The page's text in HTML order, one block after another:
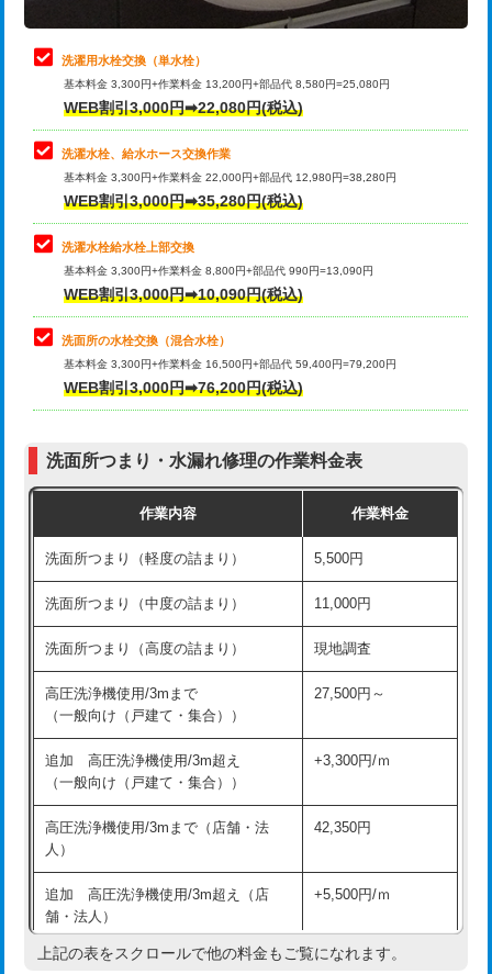
管・ポリ管・HT管使用/3ｍまで)
給水管工事※（ライニング鋼管・銅
管・ポリ管・HT管使用/3ｍ超え)
排水管工事（土の掘削・埋め戻し作
業）
排水管工事（排水管工事/3ｍまで） 55,000円
排水管工事（追加 排水管工事/3ｍ超
え）
マス交換（土の掘削・埋め戻し作業）
マス交換（深さ50㎝未満）
マス交換（深さ50㎝以上）
モルタル補修（厚さ10㎝まで） 27,500円
モルタル補修（厚さ10㎝超え） 38,500円
洗面台設置 38,500円
バスタブ設置 現場見積
追加人工 16,500円
廃棄・処分 現場見積
※給水管工事は20mmまでの価格です。
止水・漏水調査・防水処理・清掃・修
理・調整・分解・加工など（中作業）
22,000円
止水・漏水調査・防水処理・清掃・修
理・調整・分解・加工など（重作業）
33,000円
キッチンタンク脱着
その他部品の脱着
交換・取付（タンク）
交換・取付(単水栓（壁付・デッキ
式）)
交換・取付(混合水栓（壁付・デッキ
式・ワンホール）)
16,500円+材料費
（P/S/ポップアップ））
交換・取付（その他部品） 11,000円+材料費
持込商品取付（単水栓） 13,200円
持込商品取付（混合水栓） 16,500円
持込商品取付（浄水器・分岐水栓） 16,500円
給水管工事※（ホール加工) 16,500円
給水管工事※（バンド止め)
給水管工事※（支持金具設置) 5,500円
給水管工事※（保温材使用（バンド止
め込み）)
5,500円
給水管工事※（土の掘削・埋め戻し作
業)
11,000円
給水管工事※（塩ビ管（VP・HI）使
用/3ｍまで)
洗濯用水栓交換（単水栓）
基本料金 3,300円+作業料金 13,200円+部品代 8,580円=25,080円
WEB割引3,000円➡22,080円(税込)
洗濯水栓、給水ホース交換作業
基本料金 3,300円+作業料金 22,000円+部品代 12,980円=38,280円
WEB割引3,000円➡35,280円(税込)
洗濯水栓給水栓上部交換
基本料金 3,300円+作業料金 8,800円+部品代 990円=13,090円
WEB割引3,000円➡10,090円(税込)
洗面所の水栓交換（混合水栓）
基本料金 3,300円+作業料金 16,500円+部品代 59,400円=79,200円
WEB割引3,000円➡76,200円(税込)
洗面所つまり・水漏れ修理の作業料金表
作業内容 作業料金
洗面所つまり（軽度の詰まり） 5,500円
洗面所つまり（中度の詰まり） 11,000円
洗面所つまり（高度の詰まり） 現地調査
高圧洗浄機使用/3mまで
（一般向け（戸建て・集合））
27,500円～
追加 高圧洗浄機使用/3m超え
（一般向け（戸建て・集合））
+3,300円/ｍ
高圧洗浄機使用/3mまで（店舗・法
人）
42,350円
追加 高圧洗浄機使用/3m超え（店
舗・法人）
+5,500円/ｍ
高度高圧洗浄換 現地調査
上記の表をスクロールで他の料金もご覧になれます。